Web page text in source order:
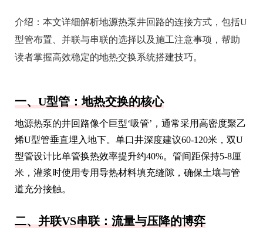
介绍： 本文详细解析地源热泵井回路的连接方式，包括U
型管布置、并联与串联的选择以及施工注意事项，帮助
读者掌握高效稳定的地热交换系统搭建技巧。
一、U型管：地热交换的核心
地源热泵的井回路像个巨型‘吸管’，通常采用高密度聚乙
烯U型管垂直埋入地下。单口井深度建议60-120米，双U
型管设计比单管换热效率提升约40%。管间距保持5-8厘
米，灌浆时使用专用导热材料填充缝隙，确保土壤与管
道充分接触。
二、并联VS串联：流量与压降的博弈